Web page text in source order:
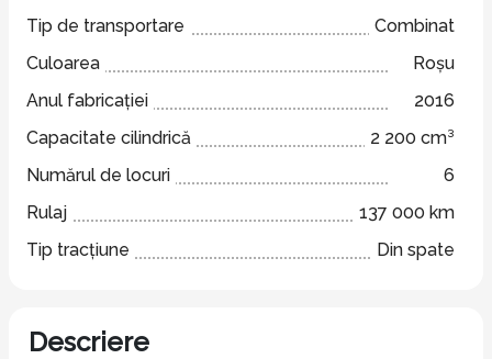
Tip de transportare
Combinat
Culoarea
Roșu
Anul fabricației
2016
Capacitate cilindrică
2 200 cm³
Numărul de locuri
6
Rulaj
137 000 km
Tip tracțiune
Din spate
Descriere